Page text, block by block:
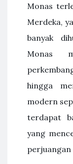
Monas
Merdeka,
banyak
Monas
hingga
modern
terdapat
yang